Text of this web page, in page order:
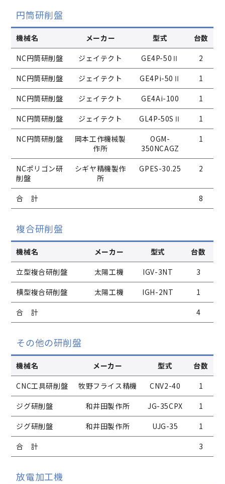
円筒研削盤
機械名 メーカー 型式
台数
NC円筒研削盤
ジェイテクト GE4P-50Ⅱ
2
NC円筒研削盤
ジェイテクト GE4Pi-50Ⅱ
1
NC円筒研削盤
ジェイテクト GE4Ai-100
1
NC円筒研削盤
ジェイテクト GL4P-50SⅡ
1
NC円筒研削盤
岡本工作機械製
作所
OGM-
350NCAGZ
1
NCポリゴン研
削盤
シギヤ精機製作
所
GPES-30.25 2
合 計 8
複合研削盤
機械名 メーカー 型式
台数
立型複合研削盤
太陽工機 IGV-3NT
3
横型複合研削盤
太陽工機 IGH-2NT
1
合 計
4
その他の研削盤
機械名 メーカー 型式
台数
CNC工具研削盤
牧野フライス精機 CNV2-40
1
ジグ研削盤
和井田製作所 JG-35CPX
1
ジグ研削盤
和井田製作所 UJG-35
1
合 計
3
放電加工機